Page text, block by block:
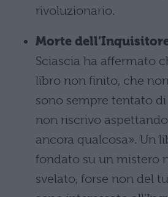
rivoluzionario.
Morte
Sciascia ha affermato
libro non finito, che
sono sempre tentato
non riscrivo
ancora qualcosa». Un
fondato su un mistero
svelato, forse non del